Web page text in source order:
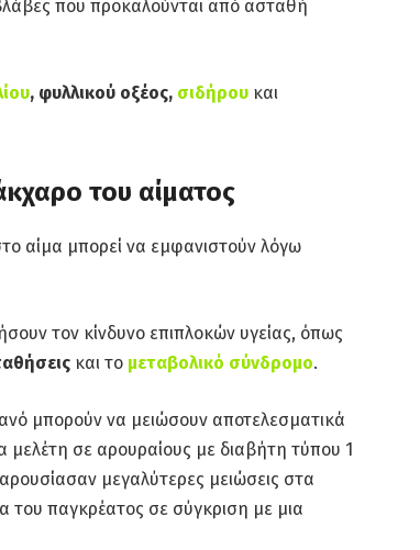
που προκαλούνται από ασταθή
, φυλλικού οξέος, σιδήρουκαι
του αίματος
αίμα μπορεί να εμφανιστούν λόγω
τον κίνδυνο επιπλοκών υγείας, όπως
και το μεταβολικό σύνδρομο.
μπορούν να μειώσουν αποτελεσματικά
σε αρουραίους με διαβήτη τύπου 1
μεγαλύτερες μειώσεις στα
του παγκρέατος σε σύγκριση με μια